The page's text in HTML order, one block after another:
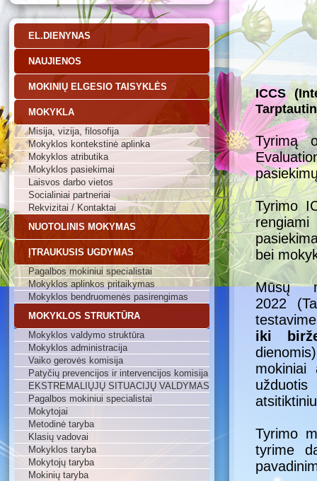
EL.DIENYNAS
NAUJIENOS
MOKINIŲ ELGESIO TAISYKLĖS
MOKYKLA
Misija, vizija, filosofija
Mokyklos kontekstinė aplinka
Mokyklos atributika
Mokyklos pasiekimai
Laisvos darbo vietos
Socialiniai partneriai
Rekvizitai / Kontaktai
NUOTOLINIS MOKYMAS
ĮTRAUKUSIS UGDYMAS
Pagalbos mokiniui specialistai
Mokyklos aplinkos pritaikymas
Mokyklos bendruomenės pasirengimas
MOKYKLOS STRUKTŪRA
Mokyklos valdymo struktūra
Mokyklos administracija
Vaiko gerovės komisija
Patyčių prevencijos ir intervencijos komisija
EKSTREMALIŲJŲ SITUACIJŲ VALDYMAS
Pagalbos mokiniui specialistai
Mokytojai
Metodinė taryba
Klasių vadovai
Mokyklos taryba
Mokytojų taryba
Mokinių taryba
ICCS
Tyrimą
Tyrimo
bei
Mūsų
2022
iki
mokiniai
Tyrimo
tyrime